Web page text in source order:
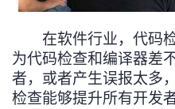
学
堂
我
持
的
我
在软件行业，代码
为代码检查和编译器差
者，或者产生误报太多
检查能够提升所有开发